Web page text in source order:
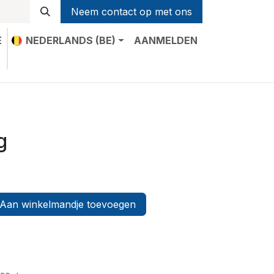
Neem contact op met ons
NEDERLANDS (BE)
AANMELDEN
Aan winkelmandje toevoegen